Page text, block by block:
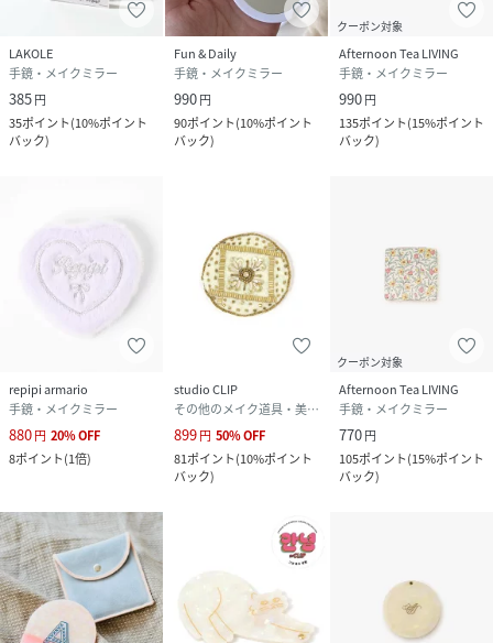
LAKOLE
手鏡・メイクミラー
385円
35ポイント(10%ポイント
バック)
Fun & Daily
手鏡・メイクミラー
990円
90ポイント(10%ポイント
バック)
クーポン対象
Afternoon Tea LIVING
手鏡・メイクミラー
990円
135ポイント(15%ポイント
バック)
repipi armario
手鏡・メイクミラー
880円 20%OFF
8ポイント(1倍)
studio CLIP
その他のメイク道具・美容器具
899円 50%OFF
81ポイント(10%ポイント
バック)
クーポン対象
Afternoon Tea LIVING
手鏡・メイクミラー
770円
105ポイント(15%ポイント
バック)